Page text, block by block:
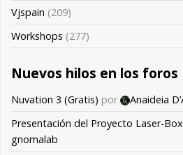
Vjspain (209)
Workshops (277)
Nuevos hilos en los foros
Nuvation 3 (Gratis) por
Anaideia
Presentación del Proyecto Laser-
gnomalab